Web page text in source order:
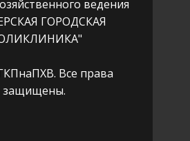
ведения
ГОРОДСКАЯ
Все права
защищены.